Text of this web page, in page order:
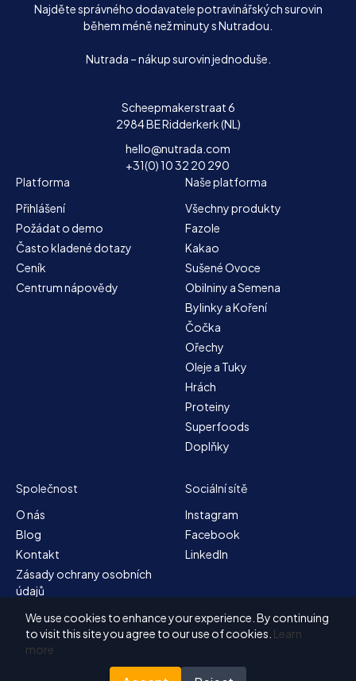
Najděte správného dodavatele potravinářských surovin
během méně než minuty s Nutradou.
Nutrada – nákup surovin jednoduše.
Scheepmakerstraat 6
2984 BE Ridderkerk (NL)
hello@nutrada.com
+31(0) 10 32 20 290
Platforma
Přihlášení
Požádat o demo
Často kladené dotazy
Ceník
Centrum nápovědy
Naše platforma
Všechny produkty
Fazole
Kakao
Sušené Ovoce
Obilniny a Semena
Bylinky a Koření
Čočka
Ořechy
Oleje a Tuky
Hrách
Proteiny
Superfoods
Doplňky
Společnost
O nás
Blog
Kontakt
Zásady ochrany osobních
údajů
Mapa stránek
Obchodní podmínky
Sociální sítě
Instagram
Facebook
LinkedIn
We use cookies to enhance your experience. By continuing
to visit this site you agree to our use of cookies. Learn
more